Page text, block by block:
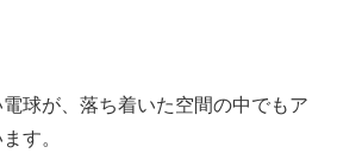
球が、落ち着いた空間の中でもア
す。